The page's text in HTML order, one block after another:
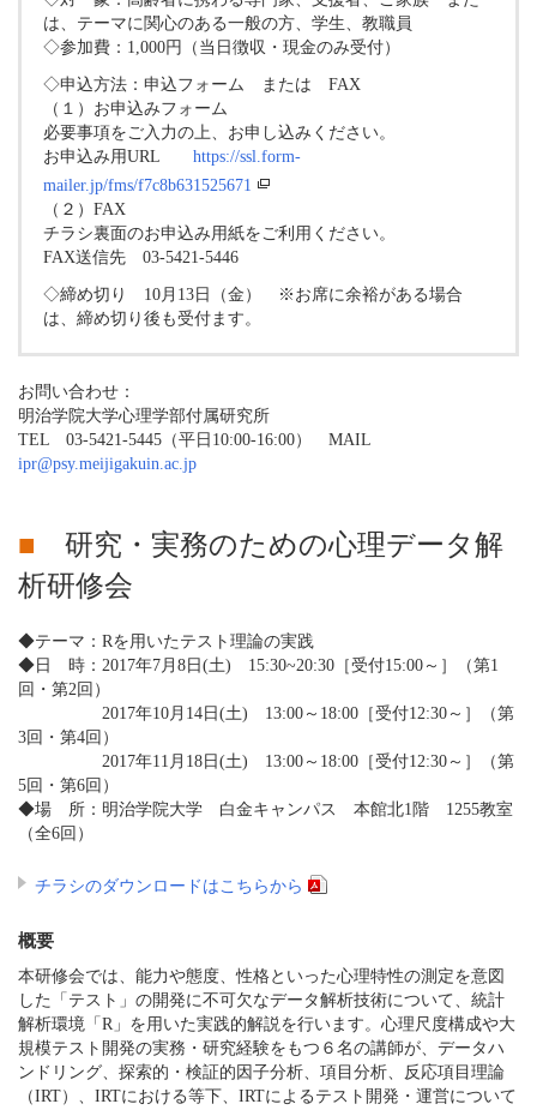
は、テーマに関心のある一般の方、学生、教職員
◇参加費：1,000円（当日徴収・現金のみ受付）
◇申込方法：申込フォーム または FAX
（１）お申込みフォーム
必要事項をご入力の上、お申し込みください。
お申込み用URL https://ssl.form-
mailer.jp/fms/f7c8b631525671
（２）FAX
チラシ裏面のお申込み用紙をご利用ください。
FAX送信先 03-5421-5446
◇締め切り 10月13日（金） ※お席に余裕がある場合
は、締め切り後も受付ます。
お問い合わせ：
明治学院大学心理学部付属研究所
TEL 03-5421-5445（平日10:00-16:00） MAIL
ipr@psy.meijigakuin.ac.jp
■ 研究・実務のための心理データ解
析研修会
◆テーマ：Rを用いたテスト理論の実践
◆日 時：2017年7月8日(土) 15:30~20:30［受付15:00～］（第1
回・第2回）
2017年10月14日(土) 13:00～18:00［受付12:30～］（第
3回・第4回）
2017年11月18日(土) 13:00～18:00［受付12:30～］（第
5回・第6回）
◆場 所：明治学院大学 白金キャンパス 本館北1階 1255教室
（全6回）
チラシのダウンロードはこちらから
概要
本研修会では、能力や態度、性格といった心理特性の測定を意図
した「テスト」の開発に不可欠なデータ解析技術について、統計
解析環境「R」を用いた実践的解説を行います。心理尺度構成や大
規模テスト開発の実務・研究経験をもつ６名の講師が、データハ
ンドリング、探索的・検証的因子分析、項目分析、反応項目理論
（IRT）、IRTにおける等下、IRTによるテスト開発・運営について